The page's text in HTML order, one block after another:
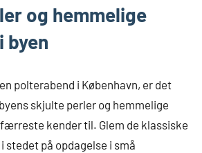
og hemmelige
byen
polterabend i København, er det
skjulte perler og hemmelige
kender til. Glem de klassiske
på opdagelse i små